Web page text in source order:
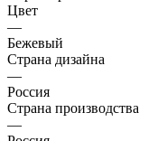
Цвет
—
Бежевый
Страна дизайна
—
Россия
Страна производства
—